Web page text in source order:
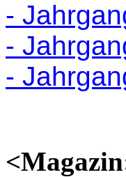
-
-
-